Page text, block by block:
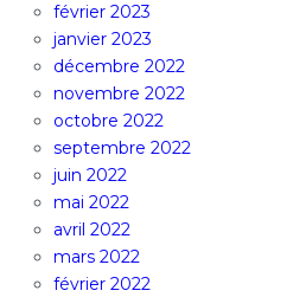
février 2023
janvier 2023
décembre 2022
novembre 2022
octobre 2022
septembre 2022
juin 2022
mai 2022
avril 2022
mars 2022
février 2022